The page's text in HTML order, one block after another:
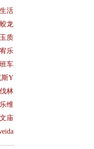
活
龙
玉质
乐
车
斯Y
林
乐维
文庙